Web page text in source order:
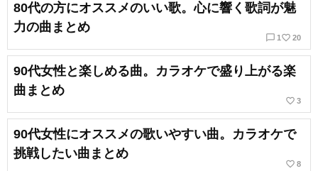
80代の方にオススメのいい歌。心に響く歌詞が魅
力の曲まとめ
chat_bubble_outline 1 favorite_border 20
90代女性と楽しめる曲。カラオケで盛り上がる楽
曲まとめ
favorite_border 3
90代女性にオススメの歌いやすい曲。カラオケで
挑戦したい曲まとめ
favorite_border 8